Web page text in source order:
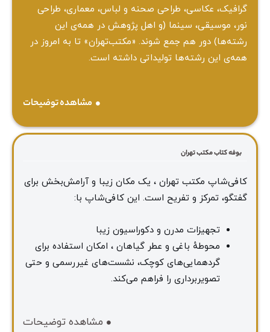
گرافیک، عکاسی، طراحی ‌صحنه و لباس، معماری، طراحی
نور، موسیقی، سینما (و اهل پژوهش در همه‌ی این
رشته‌ها) دور هم جمع شوند. «مکتب‌تهران» تا به امروز در
همه‌ی این رشته‌ها تولیداتی داشته است.
مشاهده توضیحات
بوفه کتاب مکتب تهران
کافی‌شاپ مکتب تهران ، یک مکان زیبا و آرامش‌بخش برای
گفتگو، تمرکز و تفریح است. این کافی‌شاپ با:
تجهیزات مدرن و دکوراسیون زیبا
محوطهٔ باغی و عطر گیاهان ، امکان استفاده برای
گردهمایی‌های کوچک، نشست‌های غیررسمی و حتی
تصویربرداری را فراهم می‌کند.
مشاهده توضیحات